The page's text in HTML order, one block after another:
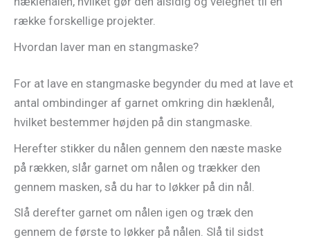
række forskellige projekter.
Hvordan laver man en stangmaske?
For at lave en stangmaske begynder du med at lave et
antal ombindinger af garnet omkring din hæklenål,
hvilket bestemmer højden på din stangmaske.
Herefter stikker du nålen gennem den næste maske
på rækken, slår garnet om nålen og trækker den
gennem masken, så du har to løkker på din nål.
Slå derefter garnet om nålen igen og træk den
gennem de første to løkker på nålen. Slå til sidst